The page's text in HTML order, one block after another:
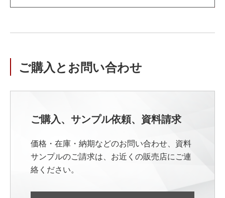
ご購入とお問い合わせ
ご購入、サンプル依頼、資料請求
価格・在庫・納期などのお問い合わせ、資料
サンプルのご請求は、お近くの販売店にご連
絡ください。